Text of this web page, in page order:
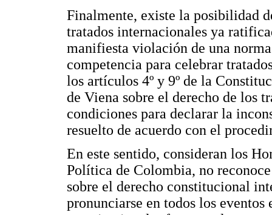
Finalmente, existe la posibilidad
tratados internacionales ya
manifiesta violación de una
competencia para celebrar
los artículos 4º y 9º de la
de Viena sobre el derecho de los
condiciones para declarar la
resuelto de acuerdo con el
En este sentido, consideran los
Política de Colombia, no
sobre el derecho constitucional
pronunciarse en todos los